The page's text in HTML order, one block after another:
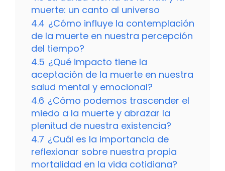
muerte: un canto al universo
4.4 ¿Cómo influye la contemplación
de la muerte en nuestra percepción
del tiempo?
4.5 ¿Qué impacto tiene la
aceptación de la muerte en nuestra
salud mental y emocional?
4.6 ¿Cómo podemos trascender el
miedo a la muerte y abrazar la
plenitud de nuestra existencia?
4.7 ¿Cuál es la importancia de
reflexionar sobre nuestra propia
mortalidad en la vida cotidiana?